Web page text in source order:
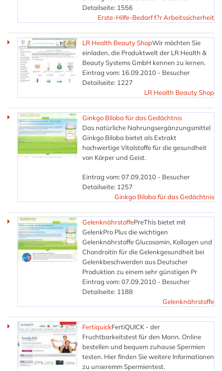
Detailseite: 1556
Erste-Hilfe-Bedarf f?r Arbeitssicherheit
LR Health Beauty ShopWir möchten Sie
einladen, die Produktwelt der LR Health &
Beauty Systems GmbH kennen zu lernen.
Eintrag vom: 16.09.2010 - Besucher
Detailseite: 1227
LR Health Beauty Shop
Ginkgo Biloba für das Gedächtnis
Das natürliche Nahrungsergänzungsmittel
Ginkgo Biloba bietet als Extrakt
hochwertige Vitalstoffe für die gesundheit
von Körper und Geist.
Eintrag vom: 07.09.2010 - Besucher
Detailseite: 1257
Ginkgo Biloba für das Gedächtnis
GelenknährstoffePreThis bietet mit
GelenkPro Plus die wichtigen
Gelenknährstoffe Glucosamin, Kollagen und
Chondroitin für die Gelenkgesundheit bei
Gelenkbeschwerden aus Deutscher
Produktion zu einem sehr günstigen Pr
Eintrag vom: 07.09.2010 - Besucher
Detailseite: 1188
Gelenknährstoffe
FertiquickFertiQUICK - der
Fruchtbarkeitstest für den Mann. Online
bestellen und bequem zuhause Spermien
testen. Hier finden Sie weitere Informationen
zu unseremm Spermientest.